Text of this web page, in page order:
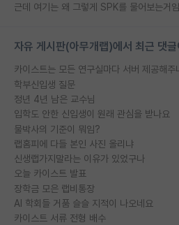
근데 여기는 왜 그렇게 SPK를 물어보는거
자유 게시판(아무개랩)에서 최근 댓
카이스트는 모든 연구실마다 서버 제공해주
학부신입생 질문
정년 4년 남은 교수님
입학도 안한 신입생이 원래 관심을 받나요
물박사의 기준이 뭐임?
랩홈피에 다들 본인 사진 올리냐
신생랩가지말라는 이유가 있었구나
오늘 카이스트 발표
장학금 모은 랩비통장
AI 학회들 거품 슬슬 지적이 나오네요
카이스트 서류 전형 배수